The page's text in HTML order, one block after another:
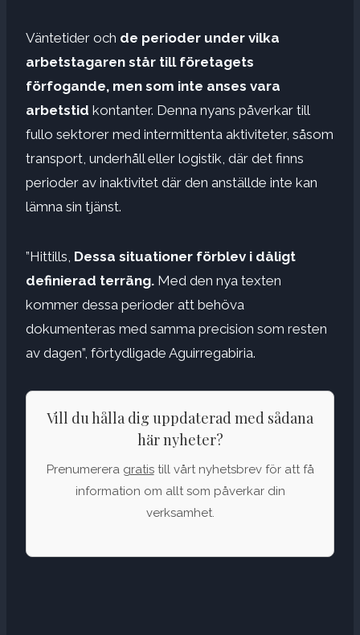
Väntetider och de perioder under vilka
arbetstagaren står till företagets
förfogande, men som inte anses vara
arbetstid kontanter. Denna nyans påverkar till
fullo sektorer med intermittenta aktiviteter, såsom
transport, underhåll eller logistik, där det finns
perioder av inaktivitet där den anställde inte kan
lämna sin tjänst.
”Hittills, Dessa situationer förblev i dåligt
definierad terräng. Med den nya texten
kommer dessa perioder att behöva
dokumenteras med samma precision som resten
av dagen”, förtydligade Aguirregabiria.
Vill du hålla dig uppdaterad med sådana
här nyheter?
Prenumerera gratistill vårt nyhetsbrev för att få
information om allt som påverkar din
verksamhet.